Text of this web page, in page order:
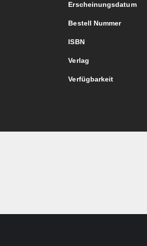
Erscheinungsdatum
Bestell Nummer
ISBN
Verlag
Verfügbarkeit